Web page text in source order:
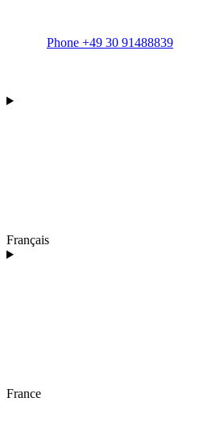
Phone +49 30 91488839
Français
France